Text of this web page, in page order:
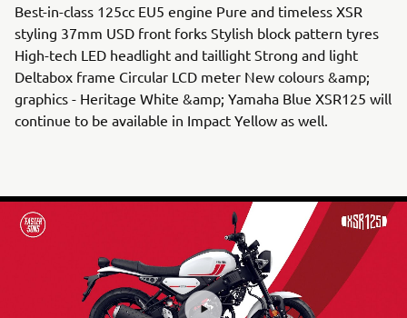
Best-in-class 125cc EU5 engine Pure and timeless XSR
styling 37mm USD front forks Stylish block pattern tyres
High-tech LED headlight and taillight Strong and light
Deltabox frame Circular LCD meter New colours &amp;
graphics - Heritage White &amp; Yamaha Blue XSR125 will
continue to be available in Impact Yellow as well.